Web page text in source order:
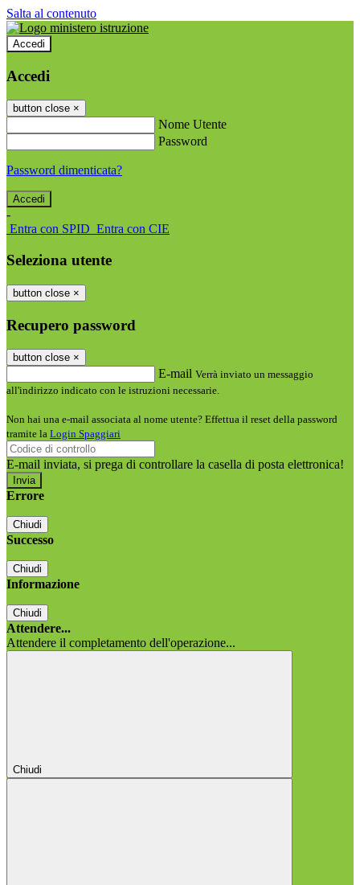
Salta al contenuto
Accedi
Accedi
button close ×
Nome Utente
Password
Password dimenticata?
-
Entra con SPID Entra con CIE
Seleziona utente
button close ×
Recupero password
button close ×
E-mail Verrà inviato un messaggio
all'indirizzo indicato con le istruzioni necessarie.
Non hai una e-mail associata al nome utente? Effettua il reset della password
tramite la Login Spaggiari
E-mail inviata, si prega di controllare la casella di posta elettronica!
Errore
Chiudi
Successo
Chiudi
Informazione
Chiudi
Attendere...
Attendere il completamento dell'operazione...
Chiudi